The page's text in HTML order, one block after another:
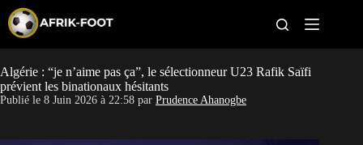
p
o
c
o
t
CAN féminine
Algérie : “je n’aime pas ça”, le sélectionneur U23 Rafik Saïfi
prévient les binationaux hésitants
Publié le 8 Juin 2026 à 22:58 par Prudence Ahanogbe